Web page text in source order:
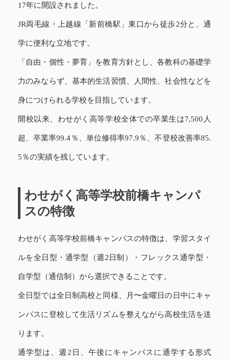
17年に開設されました。
JR両毛線・上越線「新前橋駅」東口から徒歩2分と、通
学に便利な立地です。
「自由・個性・夢育」を教育方針とし、各教科の基礎学
力のみならず、基本的生活習慣、人間性、社会性などを
身につけられる学校を目指しています。
開校以来、わせがく高等学校全体での卒業生は7,500人
超、卒業率99.4％、単位修得率97.9％、不登校改善率85.
5％の実績を残しています。
わせがく高等学校前橋キャンパ
スの特徴
わせがく高等学校前橋キャンパスの特徴は、学習スタイ
ルを全日型・通学型（週2日制）・フレックス通学型・
自学型（通信制）から選択できることです。
全日型では全日制高校と同様、月〜金曜日の日中にキャ
ンパスに登校して生活リズムを整えながら高校生活を送
ります。
通学型は、週2日、午後にキャンパスに通学する形式